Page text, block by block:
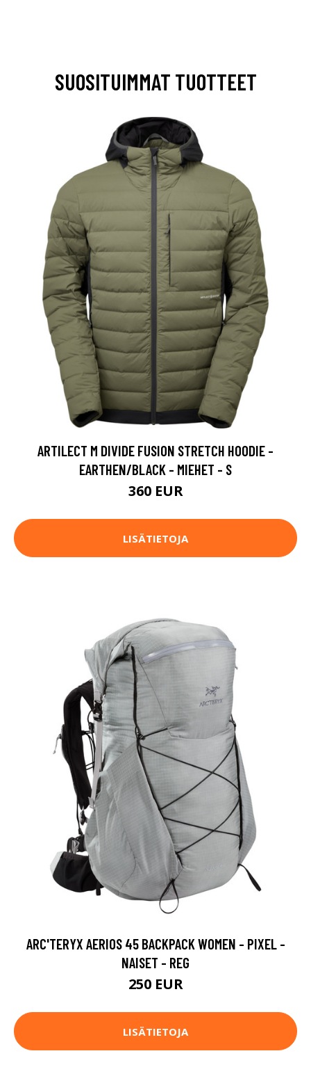
SUOSITUIMMAT TUOTTEET
ARTILECT M DIVIDE FUSION STRETCH HOODIE -
EARTHEN/BLACK - MIEHET - S
360 EUR
LISÄTIETOJA
ARC'TERYX AERIOS 45 BACKPACK WOMEN - PIXEL -
NAISET - REG
250 EUR
LISÄTIETOJA